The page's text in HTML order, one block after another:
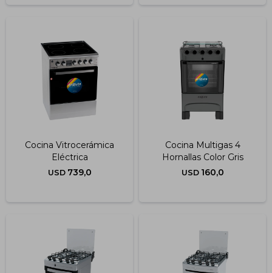
Cocina Vitrocerámica
Eléctrica
USD 739,0
Cocina Multigas 4
Hornallas Color Gris
USD 160,0